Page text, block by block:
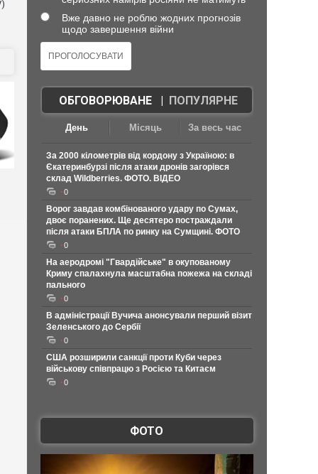
Вже давно не роблю жодних прогнозів
щодо завершення війни
ОБГОВОРЮВАНЕ| ПОПУЛЯРНЕ
День Місяць За весь час
За 2000 кілометрів від кордону з Україною: в
Єкатеринбурзі після атаки дронів загорівся
склад Wildberries. ФОТО. ВІДЕО
0
Ворог завдав комбінованого удару по Сумах,
двоє поранених. Ще десятеро постраждали
після атаки БПЛА по ринку на Сумщині. ФОТО
0
На аеродромі "Гвардійське" в окупованому
Криму спалахнула масштабна пожежа на складі
пального
0
В адміністрації Вучича анонсували перший візит
Зеленського до Сербії
0
США розширили санкції проти Куби через
військову співпрацю з Росією та Китаєм
0
ФОТО